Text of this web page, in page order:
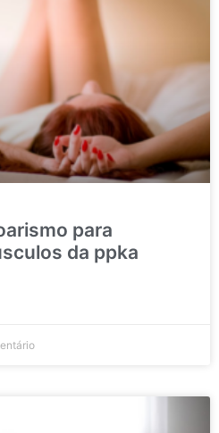
para
da ppka